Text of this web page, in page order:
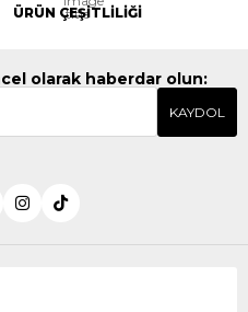
ÜRÜN ÇEŞİTLİLİĞİ
olarak haberdar olun:
KAYDOL